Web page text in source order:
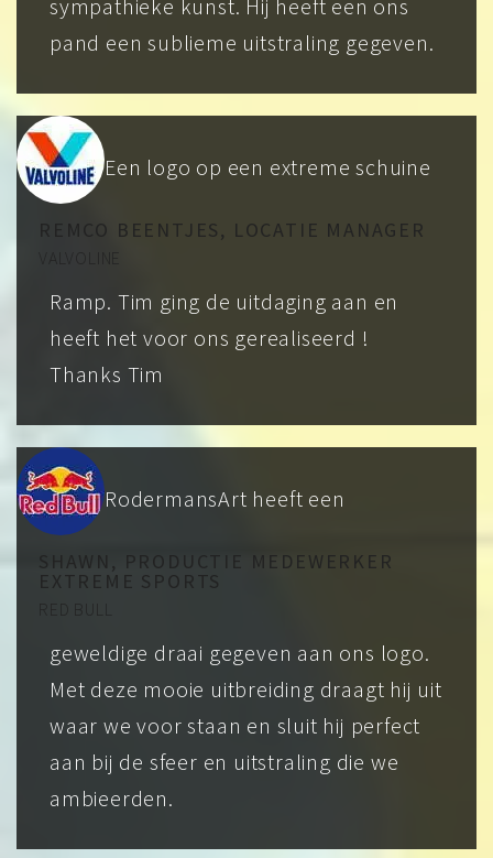
sympathieke kunst. Hij heeft een ons
pand een sublieme uitstraling gegeven.
REMCO BEENTJES, LOCATIE MANAGER
Een logo op een extreme schuine
Ramp. Tim ging de uitdaging aan en
heeft het voor ons gerealiseerd !
Thanks Tim
SHAWN, PRODUCTIE MEDEWERKER
EXTREME SPORTS
RED BULL
RodermansArt heeft een
geweldige draai gegeven aan ons logo.
Met deze mooie uitbreiding draagt hij uit
waar we voor staan en sluit hij perfect
aan bij de sfeer en uitstraling die we
ambieerden.